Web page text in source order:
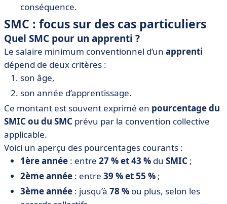
conséquence.
SMC : focus sur des cas particuliers
Quel SMC pour un apprenti ?
Le salaire minimum conventionnel d’un apprenti
dépend de deux critères :
son âge,
son année d’apprentissage.
Ce montant est souvent exprimé en pourcentage du
SMIC ou du SMC prévu par la convention collective
applicable.
Voici un aperçu des pourcentages courants :
1ère année : entre 27 % et 43 % du SMIC ;
2ème année : entre 39 % et 55 % ;
3ème année : jusqu’à 78 % ou plus, selon les